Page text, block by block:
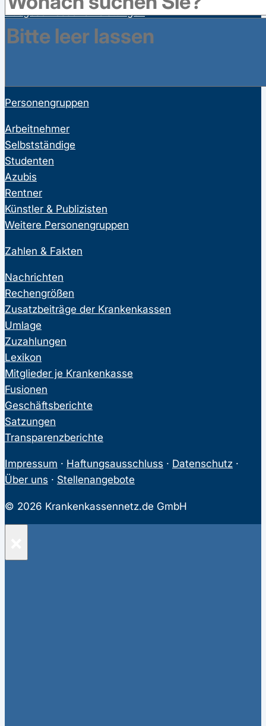
Ausgeschlossene Leistungen
Familienversicherung
Bonusprogramme
Personengruppen
Arbeitnehmer
Selbstständige
Studenten
Azubis
Rentner
Künstler & Publizisten
Weitere Personengruppen
Zahlen & Fakten
Nachrichten
Rechengrößen
Zusatzbeiträge der Krankenkassen
Umlage
Zuzahlungen
Lexikon
Mitglieder je Krankenkasse
Fusionen
Geschäftsberichte
Satzungen
Transparenzberichte
Impressum · Haftungsausschluss · Datenschutz ·
Über uns · Stellenangebote
© 2026 Krankenkassennetz.de GmbH